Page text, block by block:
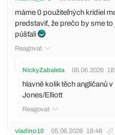
máme 0 použiteľných krídiel
predstaviť, že prečo by sme
púšťali
Reagovat
NickyZabaleta 05.06.2026
hlavně kolik těch angličanů
Jones/Elliott
Reagovat
vladino10 05.06.2026 18:48